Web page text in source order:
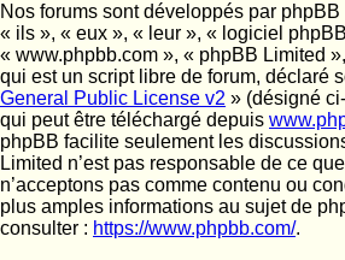
Nos forums sont développés par
« ils », « eux », « leur », « logiciel
« www.phpbb.com », « phpBB Limited
qui est un script libre de forum, déclaré
General Public License v2 » (désigné
qui peut être téléchargé depuis
phpBB facilite seulement les
Limited n’est pas responsable de ce
n’acceptons pas comme contenu ou
plus amples informations au sujet de
consulter : https://www.phpbb.com/.